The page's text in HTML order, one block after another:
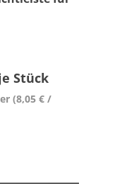
Stück
(8,05 € /